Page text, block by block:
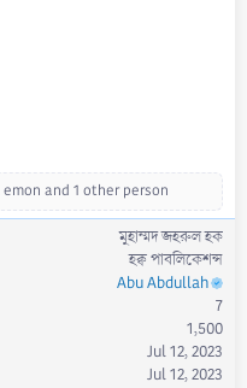
emon and 1 other person
মুহাম্মদ জহরুল হক
হক্ব পাবলিকেশন্স
Abu Abdullah
7
1,500
Jul 12, 2023
Jul 12, 2023